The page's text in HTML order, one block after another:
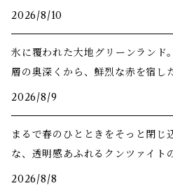
2026/8/10
氷に覆われた大地――グリーンランド
層の奥深くから、鮮烈な赤を宿し
しました
2026/8/9
まるで春のひとときをそっと閉じ
な、透明感あふれるクンツァイト
2026/8/8